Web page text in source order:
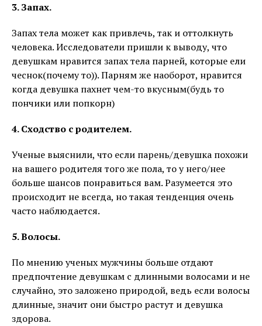
3. Запах.
Запах тела может как привлечь, так и оттолкнуть
человека. Исследователи пришли к выводу, что
девушкам нравится запах тела парней, которые ели
чеснок(почему то)). Парням же наоборот, нравится
когда девушка пахнет чем-то вкусным(будь то
пончики или попкорн)
4. Сходство с родителем.
Ученые выяснили, что если парень/девушка похожи
на вашего родителя того же пола, то у него/нее
больше шансов понравиться вам. Разумеется это
происходит не всегда, но такая тенденция очень
часто наблюдается.
5. Волосы.
По мнению ученых мужчины больше отдают
предпочтение девушкам с длинными волосами и не
случайно, это заложено природой, ведь если волосы
длинные, значит они быстро растут и девушка
здорова.